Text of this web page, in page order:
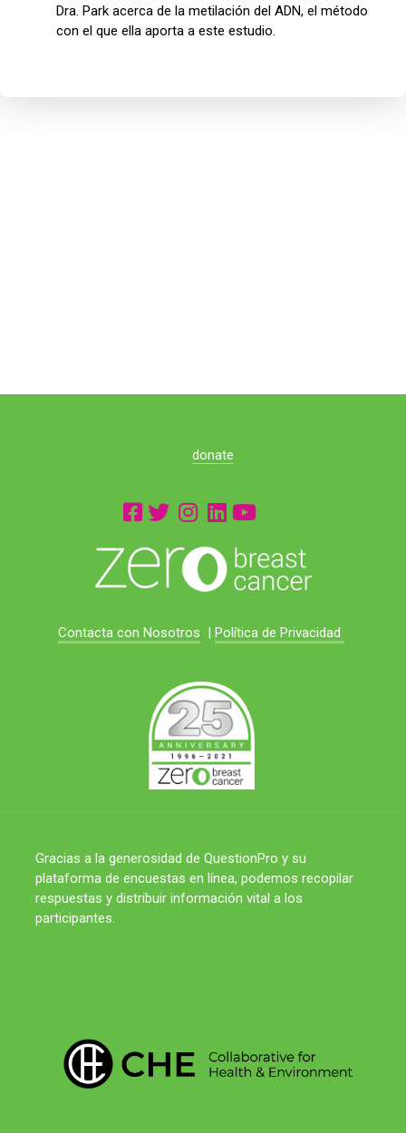
Dra. Park acerca de la metilación del ADN, el método
con el que ella aporta a este estudio.
donate
Contacta con Nosotros | Política de Privacidad
Gracias a la generosidad de QuestionPro y su
plataforma de encuestas en línea, podemos recopilar
respuestas y distribuir información vital a los
participantes.